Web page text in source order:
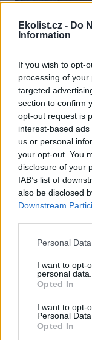
Ekolist.cz - Do
Information
If you wish to opt-
processing of
targeted
section to confirm
opt-out request is
interest-based
us or personal
your opt-out. You
disclosure of your
IAB’s list of
also be disclosed
Downstream
Personal
I want to opt-
personal data.
Opted In
I want to opt-
Personal Data.
Opted In
se to týká přibližně
nájmu. K řešení
nutné systematicky
centrech obcí, a
náklady. Desetina
než 40 % svých
Greenpeace:
těžbu vzrostla
4.8.2026
Diskuse: 3
skončilo
nebudou tolerovány.
Luboš Pavlovič:
připomínkovat
3.8.2026
Diskuse: 16